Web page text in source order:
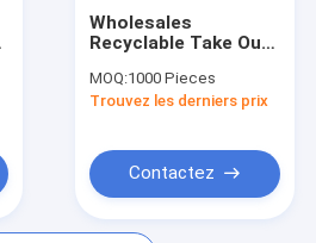
Wholesales
Recyclable Take Out
Foldable Brown
Packaging Shopping
Bags With Your Own
Logo
MOQ:1000 Pieces
Trouvez les derniers prix
Contactez